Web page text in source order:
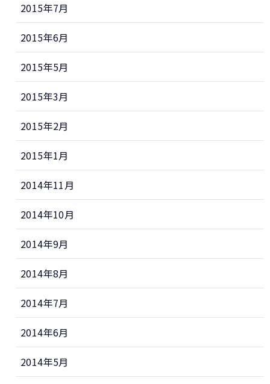
2015年7月
2015年6月
2015年5月
2015年3月
2015年2月
2015年1月
2014年11月
2014年10月
2014年9月
2014年8月
2014年7月
2014年6月
2014年5月